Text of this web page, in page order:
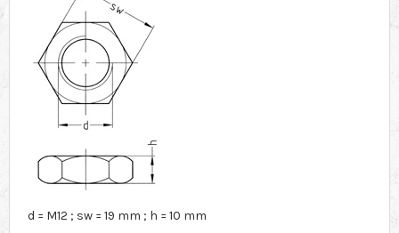
d = M12 ; sw = 19 mm ; h = 10 mm